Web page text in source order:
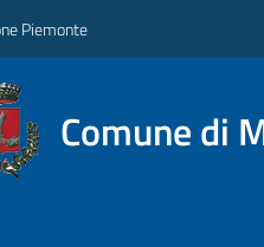
Piemonte
Comune di